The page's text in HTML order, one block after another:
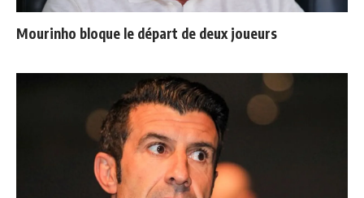
Mourinho bloque le départ de deux joueurs